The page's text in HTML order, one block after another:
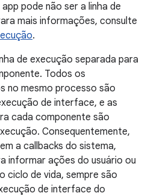
pode não ser a linha de
mais informações, consulte
.
de execução separada para
Todos os
no mesmo processo são
de interface, e as
cada componente são
Consequentemente,
a callbacks do sistema,
informar ações do usuário ou
ciclo de vida, sempre são
de interface do